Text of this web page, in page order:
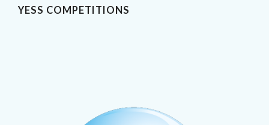
YESS COMPETITIONS